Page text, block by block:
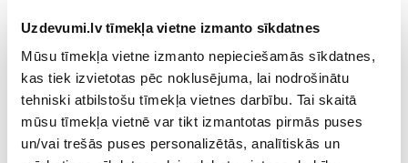
Uzdevumi.lv tīmekļa vietne izmanto sīkdatnes
Mūsu tīmekļa vietne izmanto nepieciešamās sīkdatnes,
kas tiek izvietotas pēc noklusējuma, lai nodrošinātu
tehniski atbilstošu tīmekļa vietnes darbību. Tai skaitā
mūsu tīmekļa vietnē var tikt izmantotas pirmās puses
un/vai trešās puses personalizētās, analītiskās un
nodrošina sēklas izplatību.